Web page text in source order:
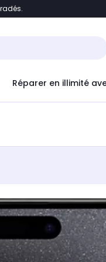
Accéder
Réparer en illimité